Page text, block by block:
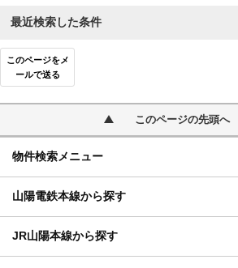
最近検索した条件
このページをメ
ールで送る
このページの先頭へ
物件検索メニュー
山陽電鉄本線から探す
JR山陽本線から探す